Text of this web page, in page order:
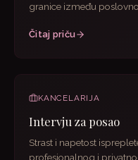
granice između
Čitaj priču
KANCELARIJA
Intervju za posao
Strast i napetost
profesionalnog i